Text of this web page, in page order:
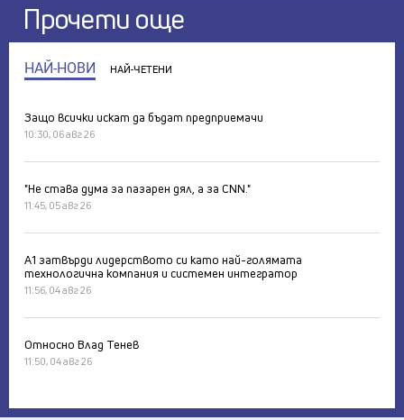
Прочети още
НАЙ-НОВИ НАЙ-ЧЕТЕНИ
Защо всички искат да бъдат предприемачи
10:30, 06 авг 26
"Не става дума за пазарен дял, а за CNN."
11:45, 05 авг 26
А1 затвърди лидерството си като най-голямата
технологична компания и системен интегратор
11:56, 04 авг 26
Относно Влад Тенев
11:50, 04 авг 26